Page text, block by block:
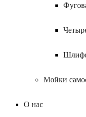
Мойки
О нас